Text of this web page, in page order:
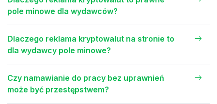
pole minowe dla wydawców?
Dlaczego reklama kryptowalut na stronie to
dla wydawcy pole minowe?
Czy namawianie do pracy bez uprawnień
może być przestępstwem?